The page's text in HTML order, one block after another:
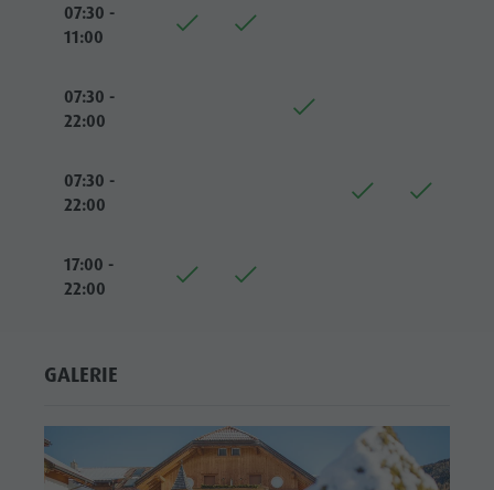
07:30 -
11:00
07:30 -
22:00
07:30 -
22:00
17:00 -
22:00
GALERIE